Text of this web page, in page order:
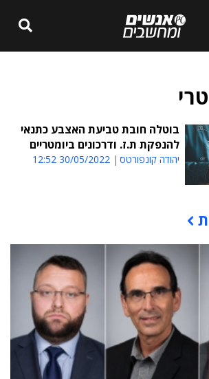
בוטלה חובת טביעת האצבע כתנאי
להנפקת ת.ז. ודרכונים ביומטריים
יהודה קונפורטס 30/05/2022 12:52